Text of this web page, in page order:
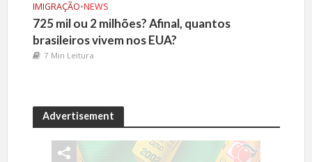
IMIGRAÇÃO•NEWS
725 mil ou 2 milhões? Afinal, quantos
brasileiros vivem nos EUA?
7 Min Leitura
Advertisement